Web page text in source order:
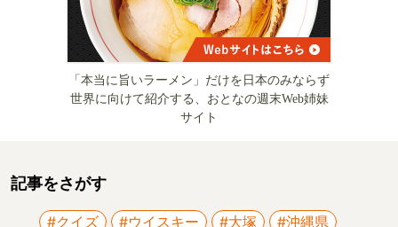
「本当に旨いラーメン」だけを日本のみならず
世界に向けて紹介する、おとなの週末Web姉妹
サイト
記事をさがす
#クイズ #ウイスキー #大塚 #沖縄県